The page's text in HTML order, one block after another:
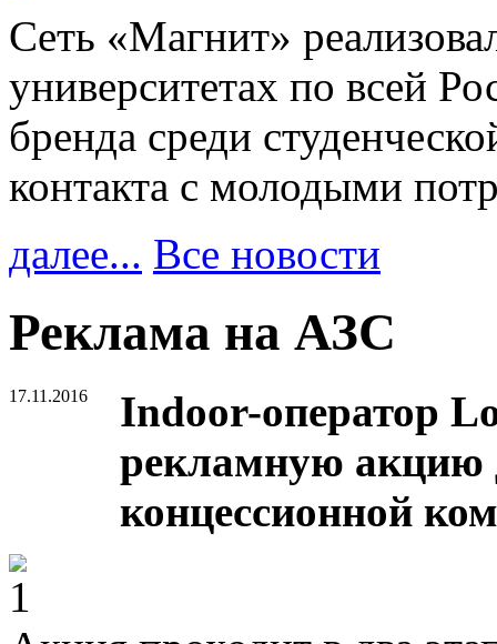
Сеть «Магнит»
университетах по всей
бренда среди
контакта с молодыми
далее... Все новости
Реклама на АЗС
17.11.2016
Indoor-оператор
рекламную акцию
концессионной